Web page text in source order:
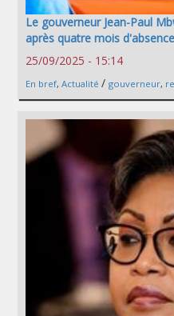
Le gouverneur Jean-Paul
après quatre mois d'absence
25/09/2025 - 15:14
En bref, Actualité / gouverneur,